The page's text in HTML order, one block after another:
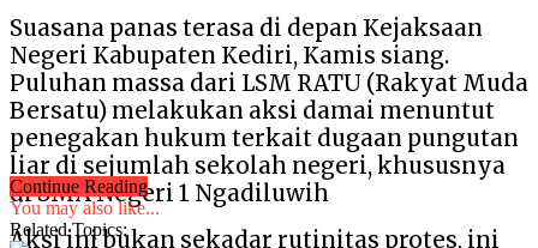
Suasana panas terasa di depan Kejaksaan
Negeri Kabupaten Kediri, Kamis siang.
Puluhan massa dari LSM RATU (Rakyat Muda
Bersatu) melakukan aksi damai menuntut
penegakan hukum terkait dugaan pungutan
liar di sejumlah sekolah negeri, khususnya
di SMA Negeri 1 Ngadiluwih
Aksi ini bukan sekadar rutinitas protes, ini
Continue Reading
You may also like...
Related Topics: